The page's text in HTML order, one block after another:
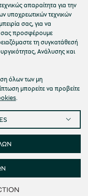
Πειραιώς
Cookies
απαραίτητα για την
υποχρεωτικών τεχνικών
σας, για να
σας προσφέρουμε
τη συγκατάθεσή
Ανάλυσης και
όλων των μη
μπορείτε να προβείτε
.